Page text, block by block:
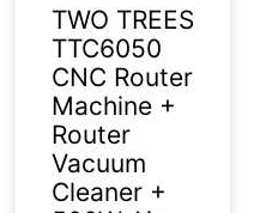
TWO TREES
TTC6050
CNC Router
Machine +
Router
Vacuum
Cleaner +